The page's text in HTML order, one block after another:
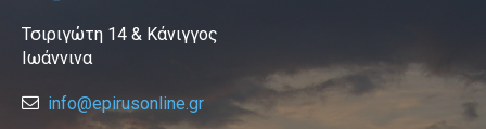
Τσιριγώτη 14 & Κάνιγγος
Ιωάννινα
info@epirusonline.gr